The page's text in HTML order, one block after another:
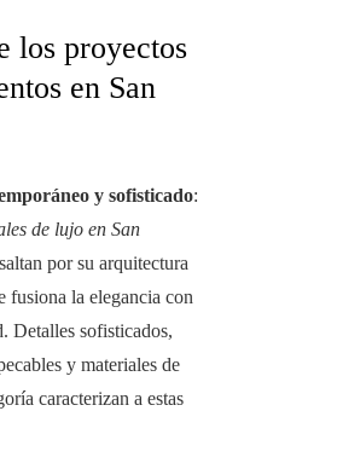
los proyectos
en San
y sofisticado:
de lujo en San
por su arquitectura
fusiona la elegancia con
Detalles sofisticados,
y materiales de
caracterizan a estas